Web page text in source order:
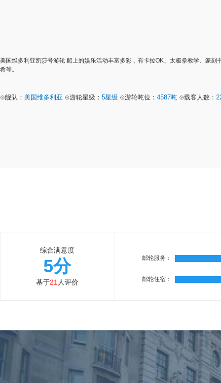
美国维多利亚凯莎号游轮 船上的娱乐活动丰富多彩，有卡拉OK、太极拳教学、篆
肴等。
⊙舰队： 美国维多利亚 ⊙游轮星级： 5星级 ⊙游轮吨位： 4587吨 ⊙载客人数：
综合满意度
5分
基于21 人评价
邮轮服务：
邮轮住宿：